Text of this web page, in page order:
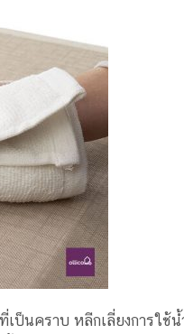
ป็นคราบ หลีกเลี่ยงการใช้น้